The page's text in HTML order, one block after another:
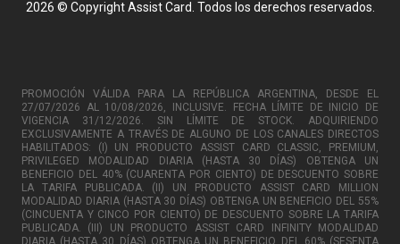
2026 © Copyright Assist Card. Todos los derechos reservados.
PROMOCIÓN VÁLIDA PARA LA REPÚBLICA ARGENTINA, DESDE EL
27/07/2026 AL 10/08/2026, INCLUSIVE. FECHA LÍMITE DE INICIO DE
VIGENCIA 31/12/2026. SIN LÍMITE DE STOCK. ADQUIRIENDO
EXCLUSIVAMENTE A TRAVÉS DE ALGUNO DE LOS CANALES DIRECTOS
HABILITADOS: (I) UN PRODUCTO ASSIST CARD CLASSIC, PREMIUM,
PRIVILEGED MODALIDAD DIARIA (HASTA 30 DÍAS) OBTENGA UN
BENEFICIO DEL 40% (CUARENTA POR CIENTO) DE DESCUENTO SOBRE
LA TARIFA PUBLICADA. (II) UN PRODUCTO ASSIST CARD MILLION
MODALIDAD DIARIA (HASTA 30 DÍAS) OBTENGA UN BENEFICIO DEL 55%
(CINCUENTA Y CINCO POR CIENTO) DE DESCUENTO SOBRE LA TARIFA
PUBLICADA. (III) UN PRODUCTO ASSIST CARD INFINITY MODALIDAD